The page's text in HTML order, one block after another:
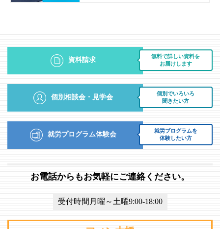
無料で詳しい資料を
お届けします
資料請求
個別でいろいろ
聞きたい方
個別相談会・見学会
就労プログラムを
体験したい方
就労プログラム体験会
お電話からもお気軽にご連絡ください。
受付時間月曜～土曜9:00-18:00